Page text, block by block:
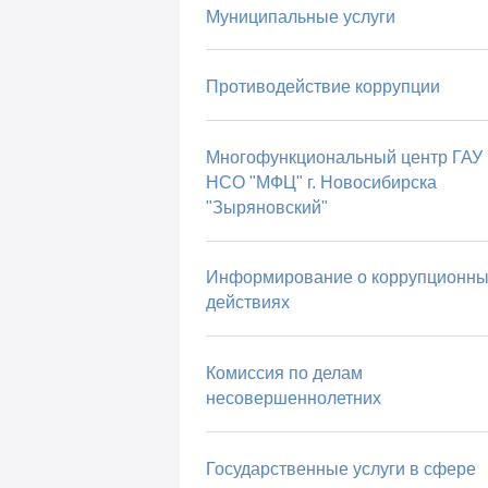
Муниципальные услуги
Противодействие коррупции
Многофункциональный центр ГАУ
НСО "МФЦ" г. Новосибирска
"Зыряновский"
Информирование о
действиях
Комиссия по делам
несовершеннолетних
Государственные услуги в сфере